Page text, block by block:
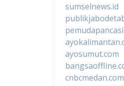
sumselnews.id
ayosumut.com
cnbcmedan.com